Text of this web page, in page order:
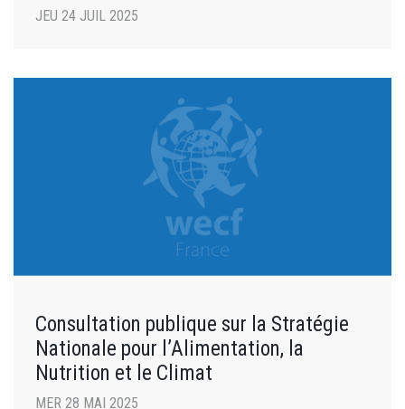
JEU 24 JUIL 2025
Consultation publique sur la Stratégie
Nationale pour l’Alimentation, la
Nutrition et le Climat
MER 28 MAI 2025